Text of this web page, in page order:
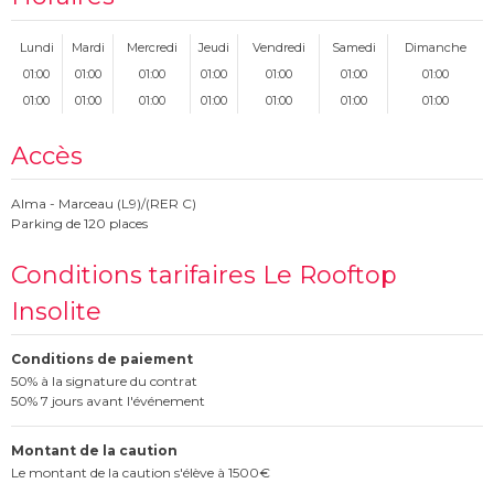
Lundi Mardi Mercredi Jeudi Vendredi Samedi
Dimanche
01:00
01:00 01:00 01:00 01:00 01:00
01:00
01:00
01:00 01:00 01:00 01:00 01:00 01:00
Accès
Alma - Marceau (L9)/(RER C)
Parking de 120 places
Conditions tarifaires Le Rooftop
Insolite
Conditions de paiement
50% à la signature du contrat
50% 7 jours avant l'événement
Montant de la caution
Le montant de la caution s'élève à 1500€